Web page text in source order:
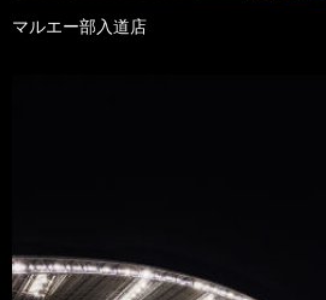
マルエー部入道店